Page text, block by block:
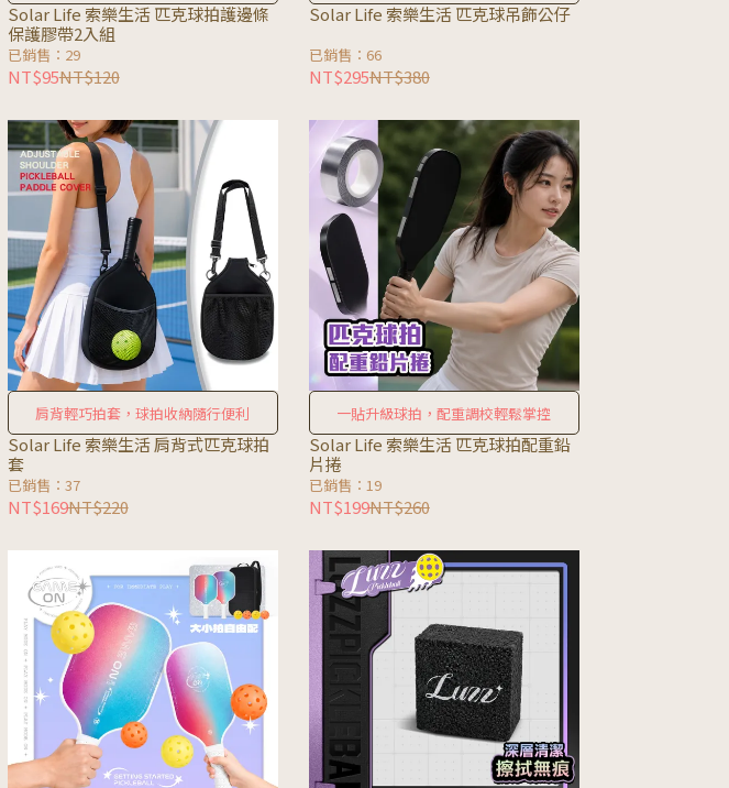
Solar Life 索樂生活 匹克球拍護邊條
保護膠帶2入組
已銷售：29
NT$95NT$120
Solar Life 索樂生活 匹克球吊飾公仔
已銷售：66
NT$295NT$380
肩背輕巧拍套，球拍收納隨行便利
Solar Life 索樂生活 肩背式匹克球拍
套
已銷售：37
NT$169NT$220
一貼升級球拍，配重調校輕鬆掌控
Solar Life 索樂生活 匹克球拍配重鉛
片捲
已銷售：19
NT$199NT$260